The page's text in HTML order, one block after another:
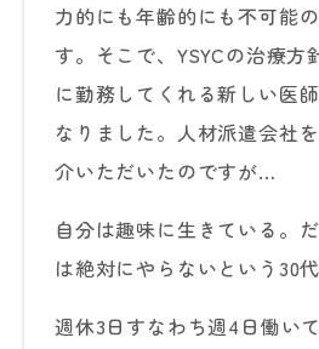
力的にも年齢的にも不可能
す。そこで、YSYCの治療方
に勤務してくれる新しい医
なりました。人材派遣会社
介いただいたのですが…
自分は趣味に生きている。
は絶対にやらないという30
週休3日すなわち週4日働い